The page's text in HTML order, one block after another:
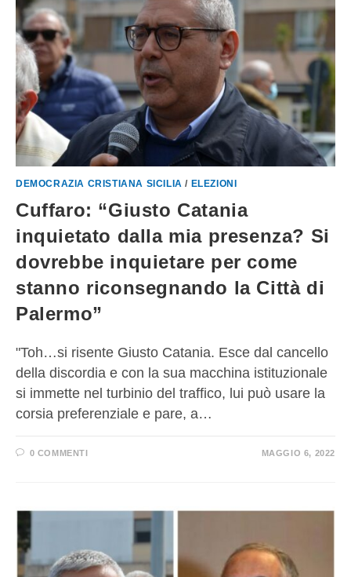
DEMOCRAZIA CRISTIANA SICILIA / ELEZIONI
Cuffaro: “Giusto Catania
inquietato dalla mia presenza? Si
dovrebbe inquietare per come
stanno riconsegnando la Città di
Palermo”
"Toh…si risente Giusto Catania. Esce dal cancello
della discordia e con la sua macchina istituzionale
si immette nel turbinio del traffico, lui può usare la
corsia preferenziale e pare, a…
0 COMMENTI MAGGIO 6, 2022